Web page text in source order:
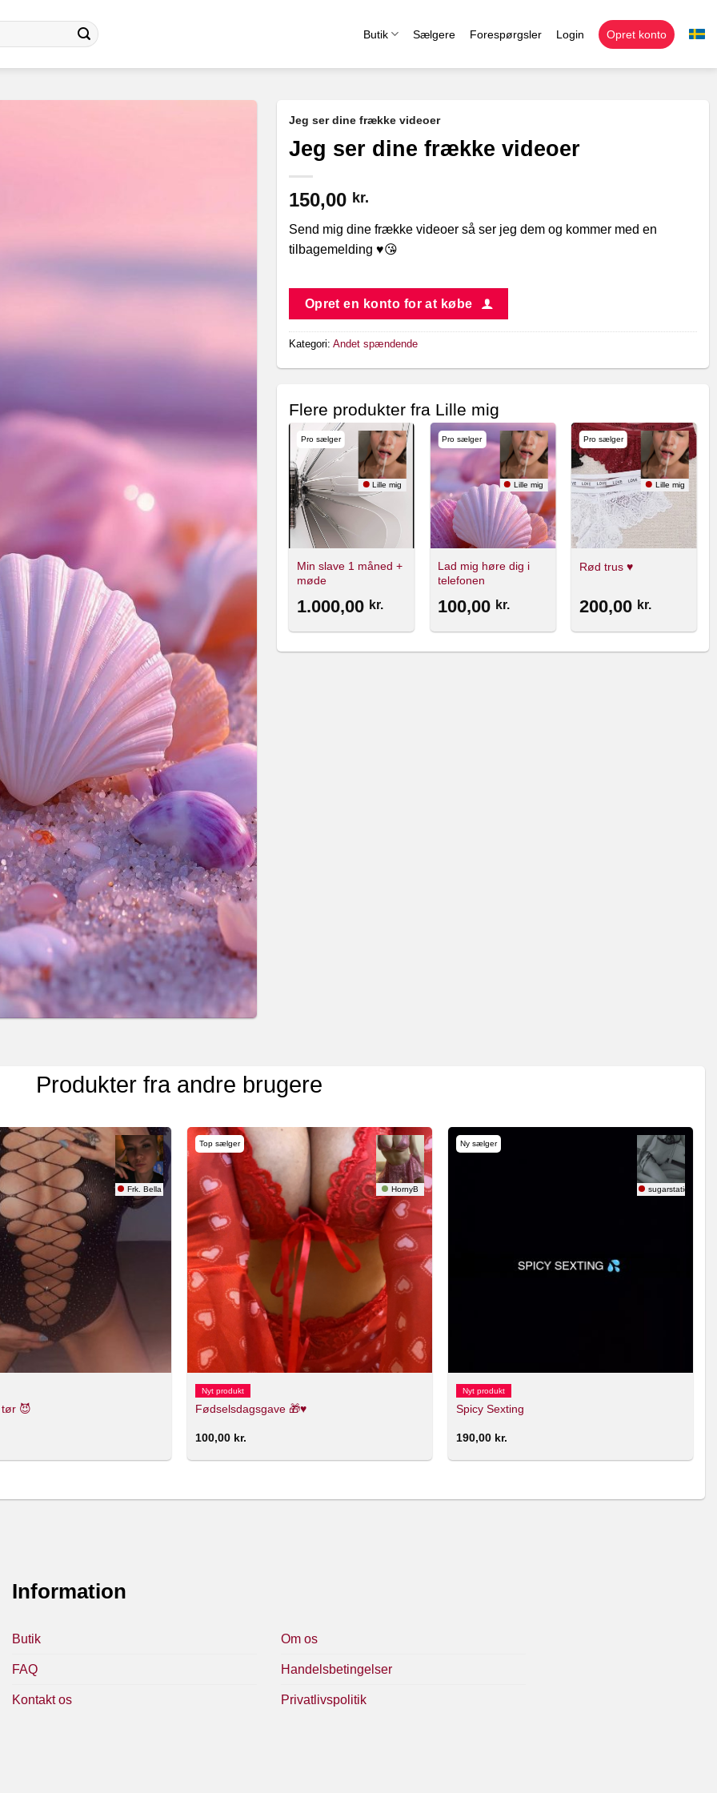
Butik Sælgere Forespørgsler Login Opret konto
Jeg ser dine frække videoer
Jeg ser dine frække videoer
150,00 kr.
Send mig dine frække videoer så ser jeg dem og kommer med en
tilbagemelding ♥️😘
Opret en konto for at købe
Kategori: Andet spændende
Flere produkter fra Lille mig
Pro sælger
Lille mig
Min slave 1 måned +
møde
1.000,00 kr.
Pro sælger
Lille mig
Lad mig høre dig i
telefonen
100,00 kr.
Pro sælger
Lille mig
Rød trus ♥️
200,00 kr.
Brugte strømper
100,00 kr. 200,00 kr.
Produkter fra andre brugere
Frk. Bella
😈
Top sælger
HornyB
Nyt produkt
Fødselsdagsgave 🎁♥️
100,00 kr.
Ny sælger
sugarstatic
Nyt produkt
Spicy Sexting
190,00 kr.
Information
Butik
FAQ
Kontakt os
Om os
Handelsbetingelser
Privatlivspolitik